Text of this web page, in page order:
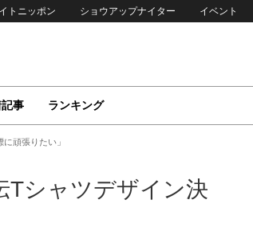
トニッポン ショウアップナイター イベント
事 ランキング
頑張りたい」
Tシャツデザイン決